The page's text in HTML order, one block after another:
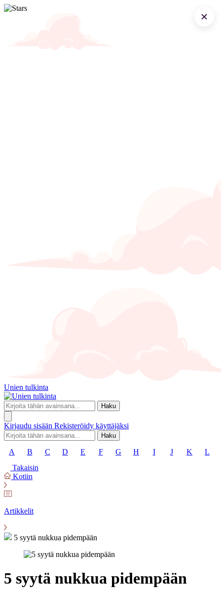
Unien tulkinta
Haku
Kirjaudu sisään Rekisteröidy käyttäjäksi
Haku
A B C D E F G H I J K
L
Takaisin
Kotiin
Artikkelit
5 syytä nukkua pidempään
5 syytä nukkua pidempään